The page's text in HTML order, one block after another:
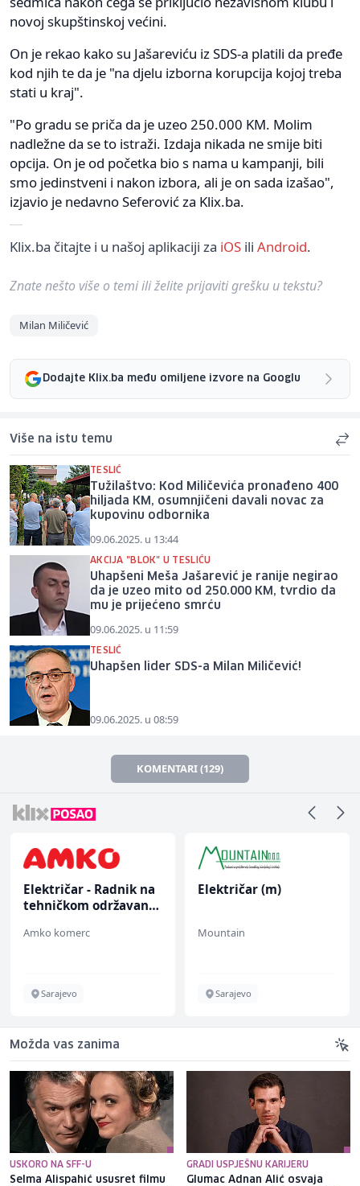
novoj skupštinskoj većini.
On je rekao kako su Jašareviću iz SDS-a platili da pređe
kod njih te da je "na djelu izborna korupcija kojoj treba
stati u kraj".
"Po gradu se priča da je uzeo 250.000 KM. Molim
nadležne da se to istraži. Izdaja nikada ne smije biti
opcija. On je od početka bio s nama u kampanji, bili
smo jedinstveni i nakon izbora, ali je on sada izašao",
izjavio je nedavno Seferović za Klix.ba.
Klix.ba čitajte i u našoj aplikaciji za iOS ili Android.
Znate nešto više o temi ili želite prijaviti grešku u tekstu?
Milan Miličević
Dodajte Klix.ba među omiljene izvore na Googlu
Više na istu temu
TESLIĆ
Tužilaštvo: Kod Miličevića pronađeno 400
hiljada KM, osumnjičeni davali novac za
kupovinu odbornika
09.06.2025. u 13:44
AKCIJA "BLOK" U TESLIĆU
Uhapšeni Meša Jašarević je ranije negirao
da je uzeo mito od 250.000 KM, tvrdio da
mu je prijećeno smrću
09.06.2025. u 11:59
TESLIĆ
Uhapšen lider SDS-a Milan Miličević!
09.06.2025. u 08:59
KOMENTARI (129)
Električar - Radnik na
tehničkom održavanju
Amko komerc
Sarajevo
Električar (m)
Mountain
Sarajevo
Možda vas zanima
USKORO NA SFF-U
Selma Alispahić ususret filmu
GRADI USPJEŠNU KARIJERU
Glumac Adnan Alić osvaja